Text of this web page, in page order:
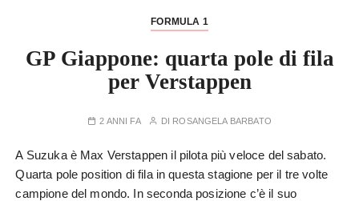
FORMULA 1
GP Giappone: quarta pole di fila
per Verstappen
2 ANNI FA DI ROSANGELA BARBATO
A Suzuka è Max Verstappen il pilota più veloce del sabato.
Quarta pole position di fila in questa stagione per il tre volte
campione del mondo. In seconda posizione c’è il suo